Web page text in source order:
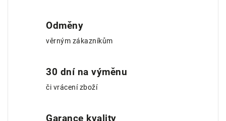
Odměny
věrným zákazníkům
30 dní na výměnu
či vrácení zboží
Garance kvality